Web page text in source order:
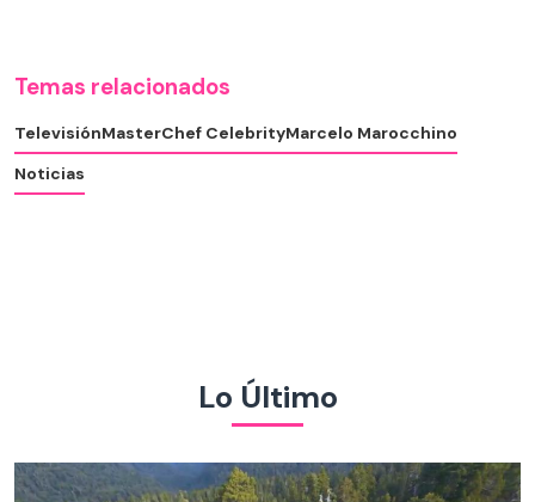
Temas relacionados
TelevisiónMasterChef CelebrityMarcelo Marocchino
Noticias
Lo Último